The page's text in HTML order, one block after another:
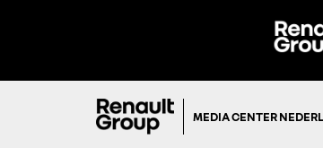
MEDIA CENTER